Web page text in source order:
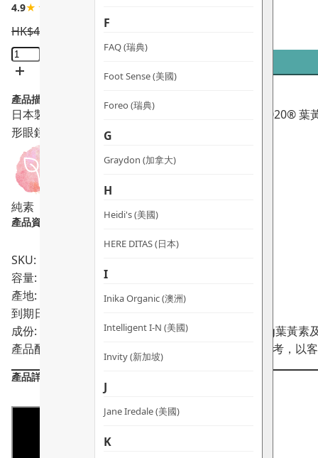
F
FAQ (瑞典)
Foot Sense (美國)
Foreo (瑞典)
G
Graydon (加拿大)
H
Heidi's (美國)
HERE DITAS (日本)
I
Inika Organic (澳洲)
Intelligent I-N (美國)
Invity (新加坡)
J
Jane Iredale (美國)
K
4.9★★★★☆
HK$430.0
387.0
亮
目
醒
目
丸
數
量
產品描述：
日本製造 POME 亮目清醒目丸，含專利 Lutemax 2020® 葉
形眼鏡及電子產品使用者。
純素
產品資料：
SKU: PRO02238
容量: 60粒
產地: 日本
到期日:
成份: 亞麻仁油 (422mg)、Lutemax 2020® (含10mg葉黃素
產品配方會不時作出更改，所有產品主要成分謹供參考，以
產品詳情